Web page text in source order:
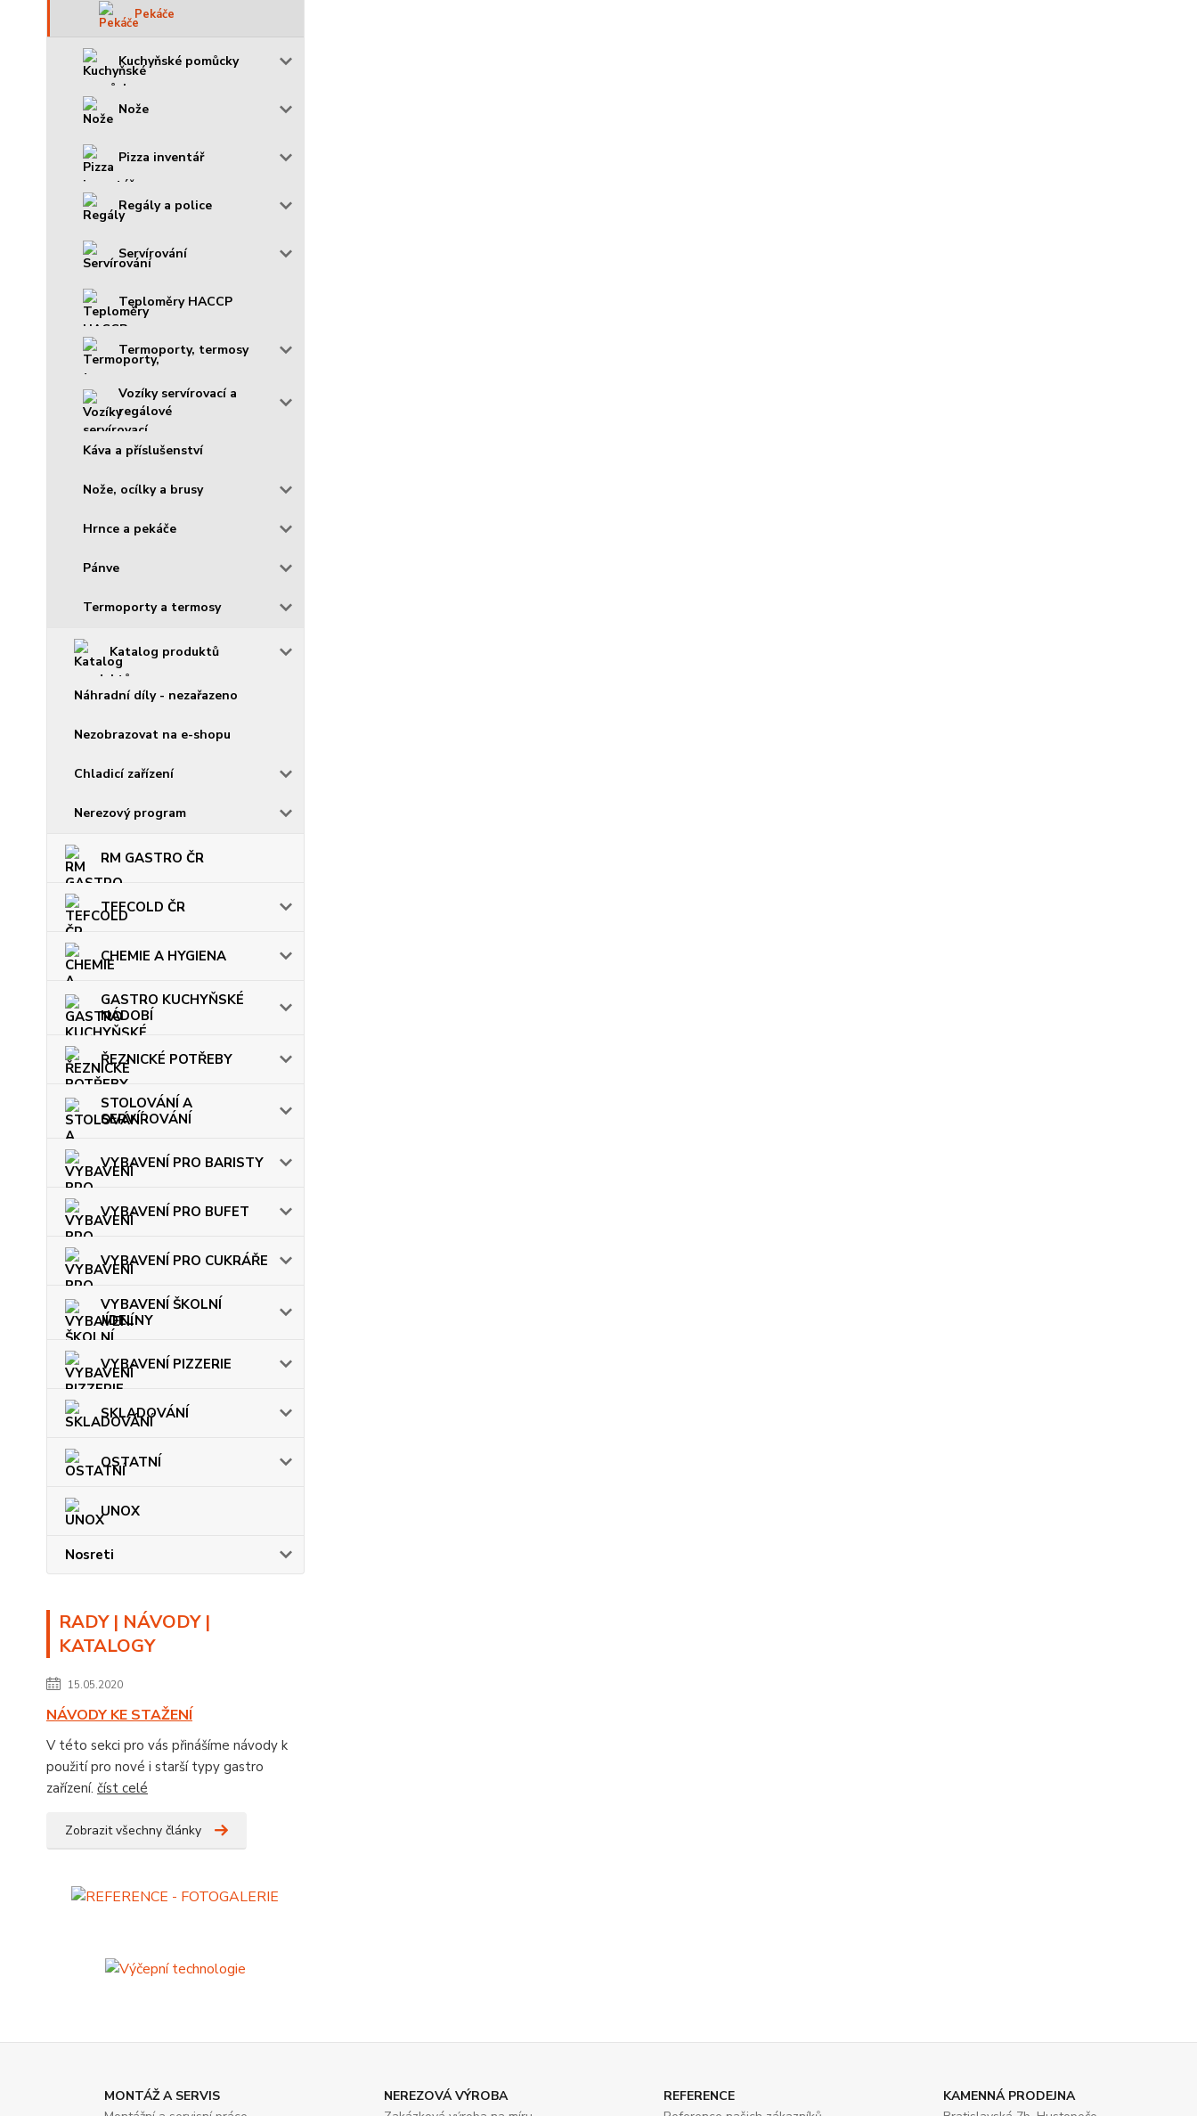
Pekáče
Kuchyňské pomůcky
Nože
Pizza inventář
Regály a police
Servírování
Teploměry HACCP
Termoporty, termosy
Vozíky servírovací a
regálové
Káva a příslušenství
Nože, ocílky a brusy
Hrnce a pekáče
Pánve
Termoporty a termosy
Katalog produktů
Náhradní díly - nezařazeno
Nezobrazovat na e-shopu
Chladicí zařízení
Nerezový program
RM GASTRO ČR
TEFCOLD ČR
CHEMIE A HYGIENA
GASTRO KUCHYŇSKÉ
NÁDOBÍ
ŘEZNICKÉ POTŘEBY
STOLOVÁNÍ A
SERVÍROVÁNÍ
VYBAVENÍ PRO BARISTY
VYBAVENÍ PRO BUFET
VYBAVENÍ PRO CUKRÁŘE
VYBAVENÍ ŠKOLNÍ
JÍDELNY
VYBAVENÍ PIZZERIE
SKLADOVÁNÍ
OSTATNÍ
UNOX
Nosreti
RADY | NÁVODY |
KATALOGY
15.05.2020
NÁVODY KE STAŽENÍ
V této sekci pro vás přinášíme návody k
použití pro nové i starší typy gastro
zařízení. číst celé
Zobrazit všechny články
MONTÁŽ A SERVIS
NEREZOVÁ VÝROBA
REFERENCE
KAMENNÁ PRODEJNA